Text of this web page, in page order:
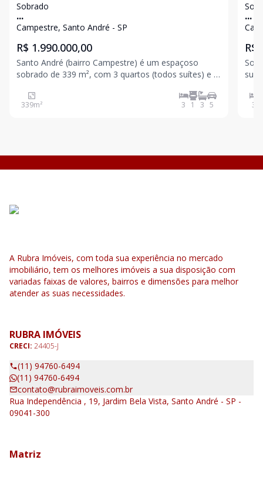
Sobrado
...
Campestre, Santo André - SP
R$ 1.990.000,00
Santo André (bairro Campestre) é um espaçoso
sobrado de 339 m², com 3 quartos (todos suítes) e 5
Destaques do Imóvel: .. Mobiliado (pronto para
morar) Itens de luxo: Banheira de hidromassagem,
339m² 3 1 3 5
...
R$
Sobrado
3
A Rubra Imóveis, com toda sua experiência no mercado
imobiliário, tem os melhores imóveis a sua disposição com
variadas faixas de valores, bairros e dimensões para melhor
atender as suas necessidades.
RUBRA IMÓVEIS
CRECI: 24405-J
(11) 94760-6494
(11) 94760-6494
contato@rubraimoveis.com.br
Rua Independência , 19, Jardim Bela Vista, Santo André - SP -
09041-300
Matriz